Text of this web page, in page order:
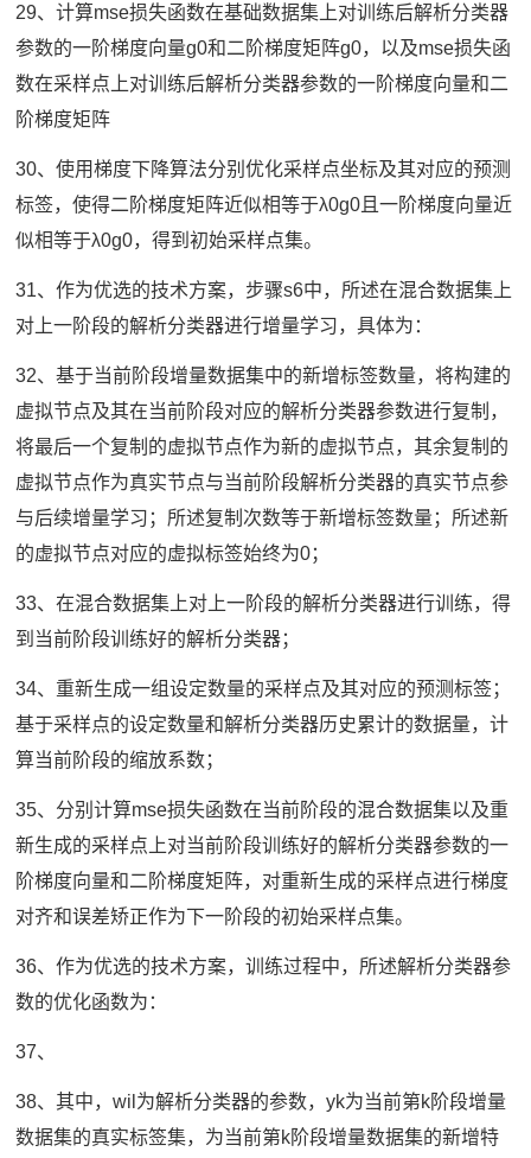
29、计算mse损失函数在基础数据集上对训练后解析分类器
参数的一阶梯度向量g0和二阶梯度矩阵g0，以及mse损失函
数在采样点上对训练后解析分类器参数的一阶梯度向量和二
阶梯度矩阵
30、使用梯度下降算法分别优化采样点坐标及其对应的预测
标签，使得二阶梯度矩阵近似相等于λ0g0且一阶梯度向量近
似相等于λ0g0，得到初始采样点集。
31、作为优选的技术方案，步骤s6中，所述在混合数据集上
对上一阶段的解析分类器进行增量学习，具体为：
32、基于当前阶段增量数据集中的新增标签数量，将构建的
虚拟节点及其在当前阶段对应的解析分类器参数进行复制，
将最后一个复制的虚拟节点作为新的虚拟节点，其余复制的
虚拟节点作为真实节点与当前阶段解析分类器的真实节点参
与后续增量学习；所述复制次数等于新增标签数量；所述新
的虚拟节点对应的虚拟标签始终为0；
33、在混合数据集上对上一阶段的解析分类器进行训练，得
到当前阶段训练好的解析分类器；
34、重新生成一组设定数量的采样点及其对应的预测标签；
基于采样点的设定数量和解析分类器历史累计的数据量，计
算当前阶段的缩放系数；
35、分别计算mse损失函数在当前阶段的混合数据集以及重
新生成的采样点上对当前阶段训练好的解析分类器参数的一
阶梯度向量和二阶梯度矩阵，对重新生成的采样点进行梯度
对齐和误差矫正作为下一阶段的初始采样点集。
36、作为优选的技术方案，训练过程中，所述解析分类器参
数的优化函数为：
37、
38、其中，wil为解析分类器的参数，yk为当前第k阶段增量
数据集的真实标签集，为当前第k阶段增量数据集的新增特